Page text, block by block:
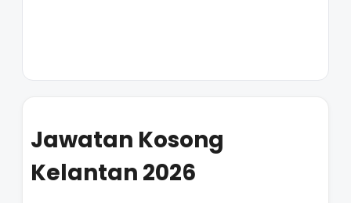
Jawatan Kosong
Kelantan 2026